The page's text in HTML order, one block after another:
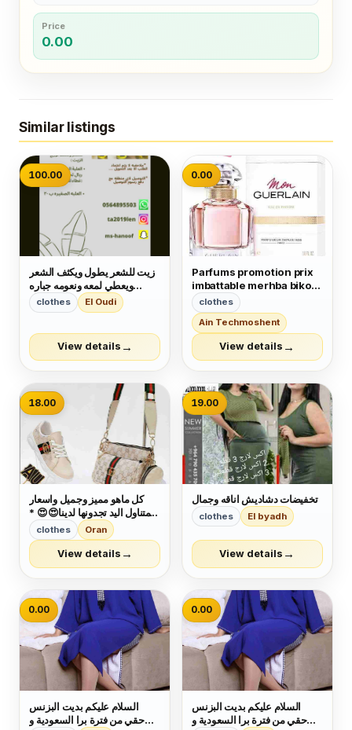
Price
0.00
Similar listings
100.00
زيت للشعر يطول ويكثف الشعر
ويعطي لمعه ونعومه جباره
للشعر ويمنع التساقط
clothes El Oudi
View details →
0.00
Parfums promotion prix
imbattable merhba bikom
❤clothes
Ain Techmoshent
View details →
18.00
كل ماهو مميز وجميل واسعار
بمتناول اليد تجدونها لدينا😍😍 *
سيت حذاء مع حقيبه مكونه من
قطعتين مع جزدان بالوان مختلفه
بشكل ولا اروع 🤩🤩 * قياس
clothes Oran
View details →
19.00
تخفيضات دشاديش اناقه وجمال
clothes El byadh
View details →
0.00
السلام عليكم بديت البزنس
حقي من فترة برا السعودية و
0.00
السلام عليكم بديت البزنس
حقي من فترة برا السعودية و